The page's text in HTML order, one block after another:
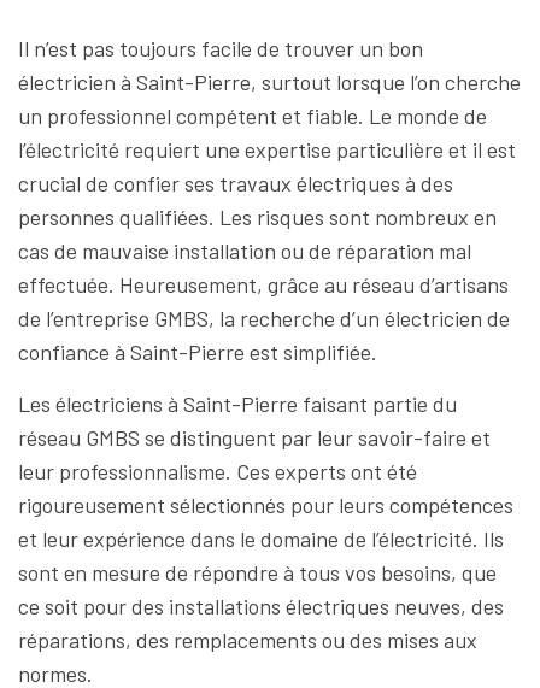
Il n’est pas toujours facile de trouver un bon
électricien à Saint-Pierre, surtout lorsque l’on cherche
un professionnel compétent et fiable. Le monde de
l’électricité requiert une expertise particulière et il est
crucial de confier ses travaux électriques à des
personnes qualifiées. Les risques sont nombreux en
cas de mauvaise installation ou de réparation mal
effectuée. Heureusement, grâce au réseau d’artisans
de l’entreprise GMBS, la recherche d’un électricien de
confiance à Saint-Pierre est simplifiée.
Les électriciens à Saint-Pierre faisant partie du
réseau GMBS se distinguent par leur savoir-faire et
leur professionnalisme. Ces experts ont été
rigoureusement sélectionnés pour leurs compétences
et leur expérience dans le domaine de l’électricité. Ils
sont en mesure de répondre à tous vos besoins, que
ce soit pour des installations électriques neuves, des
réparations, des remplacements ou des mises aux
normes.